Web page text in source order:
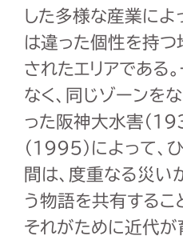
した多様な産業によ
は違った個性を持つ
されたエリアである
なく、同じゾーンを
った阪神大水害（
（1995）によって、
間は、度重なる災い
う物語を共有するこ
それがために近代が